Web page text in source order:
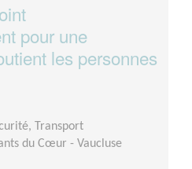
pour une
les personnes
Transport
du Cœur - Vaucluse